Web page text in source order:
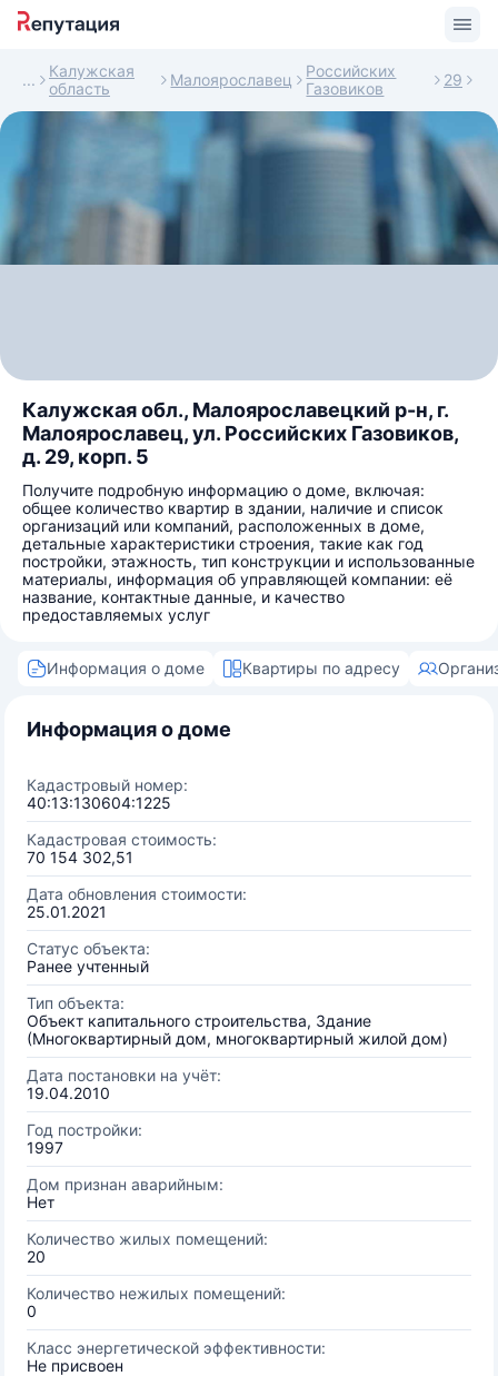
Калужская
область
Малоярославец
Российских
Газовиков
29
Калужская обл., Малоярославецкий р-н, г.
Малоярославец, ул. Российских Газовиков,
д. 29, корп. 5
Получите подробную информацию о доме, включая:
общее количество квартир в здании, наличие и список
организаций или компаний, расположенных в доме,
детальные характеристики строения, такие как год
постройки, этажность, тип конструкции и использованные
материалы, информация об управляющей компании: её
название, контактные данные, и качество
предоставляемых услуг
Информация о доме Квартиры по адресу
Информация о доме
Кадастровый номер:
40:13:130604:1225
Кадастровая стоимость:
70 154 302,51
Дата обновления стоимости:
25.01.2021
Статус объекта:
Ранее учтенный
Тип объекта:
Объект капитального строительства, Здание
(Многоквартирный дом, многоквартирный жилой дом)
Дата постановки на учёт:
19.04.2010
Год постройки:
1997
Дом признан аварийным:
Нет
Количество жилых помещений:
20
Количество нежилых помещений:
0
Класс энергетической эффективности:
Не присвоен